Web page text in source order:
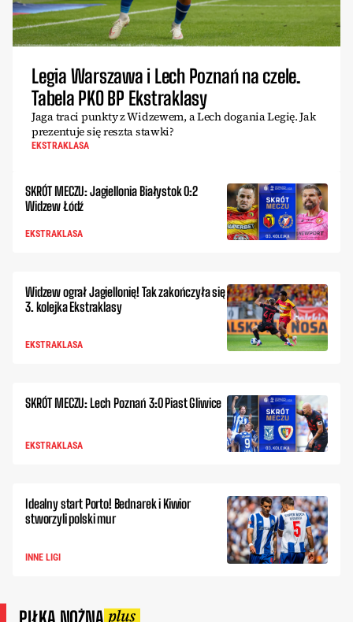
Legia Warszawa i Lech Poznań na czele.
Tabela PKO BP Ekstraklasy
Jaga traci punkty z Widzewem, a Lech dogania Legię. Jak
prezentuje się reszta stawki?
EKSTRAKLASA
SKRÓT MECZU: Jagiellonia Białystok 0:2
Widzew Łódź
EKSTRAKLASA
Widzew ograł Jagiellonię! Tak zakończyła się
3. kolejka Ekstraklasy
EKSTRAKLASA
SKRÓT MECZU: Lech Poznań 3:0 Piast Gliwice
EKSTRAKLASA
Idealny start Porto! Bednarek i Kiwior
stworzyli polski mur
INNE LIGI
PIŁKA NOŻNA